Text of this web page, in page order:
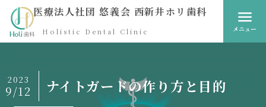
医療法人社団 悠義会 西新井ホリ歯科
Holistic Dental Clinic メニュー
ナイトガードの作り方と目的
2023
9/12